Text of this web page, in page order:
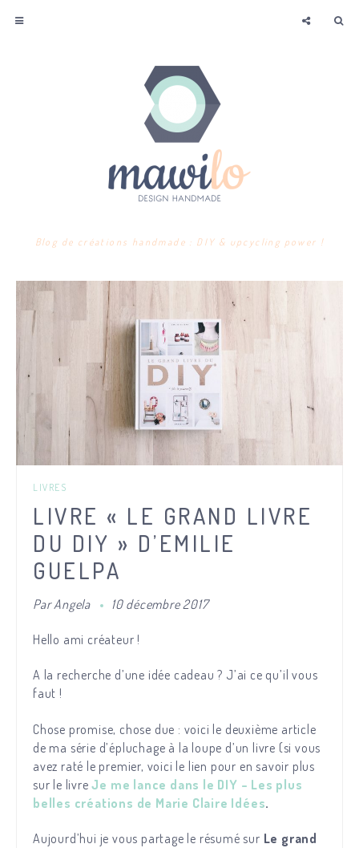
Blog de créations handmade : DIY & upcycling power !
LIVRES
LIVRE « LE GRAND LIVRE
DU DIY » D’EMILIE
GUELPA
ParAngela 10 décembre 2017
Hello ami créateur !
A la recherche d’une idée cadeau ? J’ai ce qu’il vous
faut !
Chose promise, chose due : voici le deuxième article
de ma série d’épluchage à la loupe d’un livre (si vous
avez raté le premier, voici le lien pour en savoir plus
sur le livreJe me lance dans le DIY – Les plus
belles créations de Marie Claire Idées.
Aujourd’hui je vous partage le résumé sur Le grand